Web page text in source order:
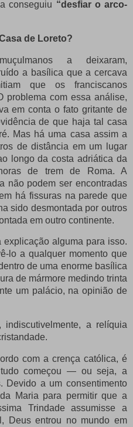
conseguiu “desfiar o arco-
de Loreto?
a deixaram,
a basílica que a cercava
que os franciscanos
problema com essa análise,
em conta o fato gritante de
de que haja tal casa
Mas há uma casa assim a
de distância em um lugar
longo da costa adriática da
de trem de Roma. A
não podem ser encontradas
há fissuras na parede que
sido desmontada por outros
em outro continente.
alguma para isso.
lo a qualquer momento que
de uma enorme basílica
de mármore medindo trinta
um palácio, na opinião de
indiscutivelmente, a relíquia
com a crença católica, é
começou — ou seja, a
Devido a um consentimento
Maria para permitir que a
Trindade assumisse a
Deus entrou no mundo em